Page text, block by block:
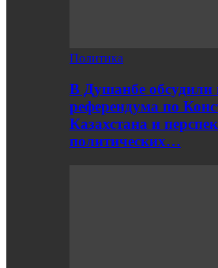
Политика
В Душанбе обсудили
референдума по
Казахстана и
политических…